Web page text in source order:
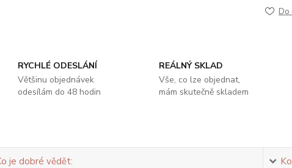
Do
RYCHLÉ ODESLÁNÍ
Většinu objednávek
odesílám do 48 hodin
REÁLNÝ SKLAD
Vše, co lze objednat,
mám skutečně skladem
je dobré vědět: